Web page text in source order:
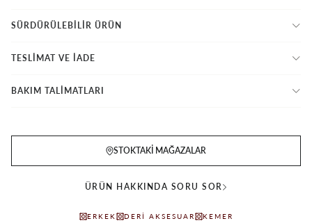
SÜRDÜRÜLEBİLİR ÜRÜN
TESLİMAT VE İADE
BAKIM TALİMATLARI
STOKTAKI MAĞAZALAR
ÜRÜN HAKKINDA SORU SOR
ERKEK DERI AKSESUAR KEMER